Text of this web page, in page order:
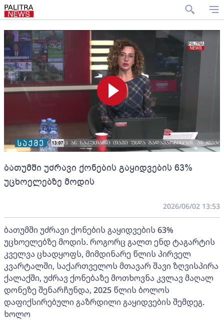
ბათუმში უძრავი ქონების გაყიდვების 63%
უცხოელებზე მოდის
2026/06/02 13:53
ბათუმში უძრავი ქონების გაყიდვების 63%
უცხოელებზე მოდის. როგორც გალთ ენდ ტაგარტის
კველვა ცხადყოფს, მიმდინარე წლის პირველ
კვარტალში, საქართველოს მთავარ შავი ზღვისპირა
ქალაქში, უძრავ ქონებაზე მოთხოვნა კვლავ მაღალ
დონეზე შენარჩუნდა, 2025 წლის ბოლოს
დაფიქსირებული გაზრდილი გაყიდვების შემდეგ.
ხოლო